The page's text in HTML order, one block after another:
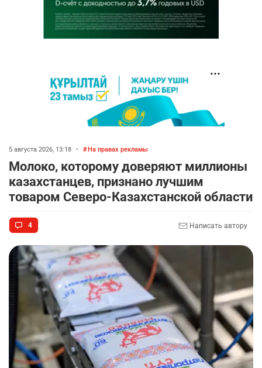
5 августа 2026, 13:18 • На правах рекламы
Молоко, которому доверяют миллионы
казахстанцев, признано лучшим
товаром Северо-Казахстанской области
4 Написать автору